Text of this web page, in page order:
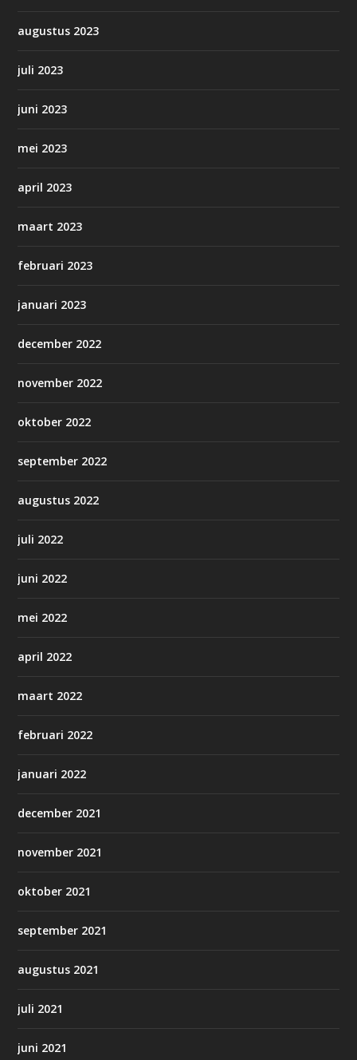
augustus 2023
juli 2023
juni 2023
mei 2023
april 2023
maart 2023
februari 2023
januari 2023
december 2022
november 2022
oktober 2022
september 2022
augustus 2022
juli 2022
juni 2022
mei 2022
april 2022
maart 2022
februari 2022
januari 2022
december 2021
november 2021
oktober 2021
september 2021
augustus 2021
juli 2021
juni 2021